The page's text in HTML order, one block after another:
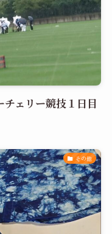
ェリー競技１日目
その他